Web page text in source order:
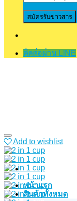
ติดต่อผ่าน LINE
หน้าแรก
สินค้าทั้งหมด
Add to wishlist